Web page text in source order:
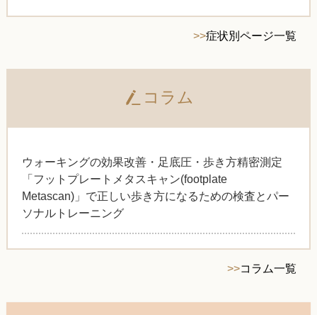
>>症状別ページ一覧
コラム
ウォーキングの効果改善・足底圧・歩き方精密測定
「フットプレートメタスキャン(footplate
Metascan)」で正しい歩き方になるための検査とパー
ソナルトレーニング
>>コラム一覧